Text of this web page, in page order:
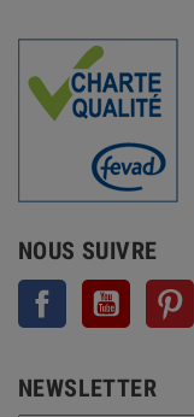
NOUS SUIVRE
Facebook YouTube
NEWSLETTER